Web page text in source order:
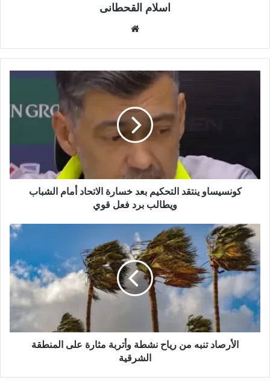
اسلام القحطانى
ق
ع
ل
و
ب
كونسيساو ينتقد التحكيم بعد خسارة الاتحاد أمام الشباب
ويطالب برد فعل قوي
الأرصاد تنبه من رياح نشطة وأتربة مثارة على المنطقة
الشرقية